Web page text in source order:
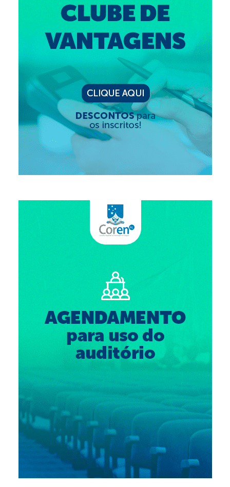
Agenda do presidente
Eleições
Fiscalização
Responsabilidade Técnica
Legislações
Decisões
Portarias
Resoluções
Censura Pública
Procedimento para registro
Clube de Vantagens
Valores dos serviços
Reserva de auditório
Notícias
Ouvidoria
Contatos
Fale Conosco
NEP